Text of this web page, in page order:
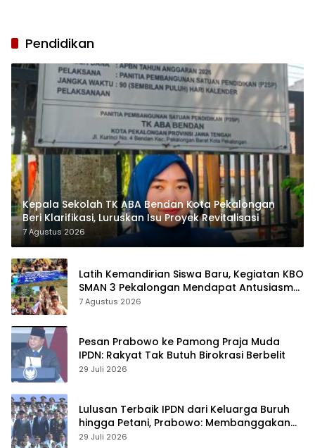
Pendidikan
Kepala Sekolah TK ABA Bendan Kota Pekalongan
Beri Klarifikasi, Luruskan Isu Proyek Revitalisasi
7 Agustus 2026
Latih Kemandirian Siswa Baru, Kegiatan KBO
SMAN 3 Pekalongan Mendapat Antusiasme
dan Respon Positif Orang Tua Murid
7 Agustus 2026
Pesan Prabowo ke Pamong Praja Muda
IPDN: Rakyat Tak Butuh Birokrasi Berbelit
29 Juli 2026
Lulusan Terbaik IPDN dari Keluarga Buruh
hingga Petani, Prabowo: Membanggakan
Hati Saya
29 Juli 2026